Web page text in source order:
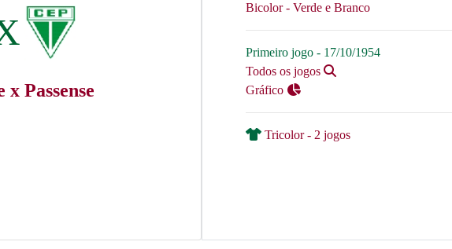
Passense
Bicolor - Verde e Branco
Primeiro jogo - 17/10/1954
Todos os jogos
Gráfico
Tricolor - 2 jogos